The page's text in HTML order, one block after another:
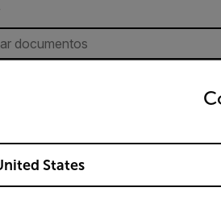
preferred country and language
Locations
States